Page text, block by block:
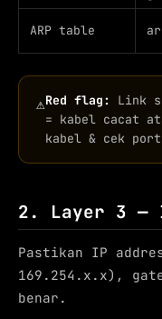
ARP table
⚠Red flag:
Link
= kabel cacat
kabel & cek
2. Layer 3 —
Pastikan IP
169.254.x.x),
benar.